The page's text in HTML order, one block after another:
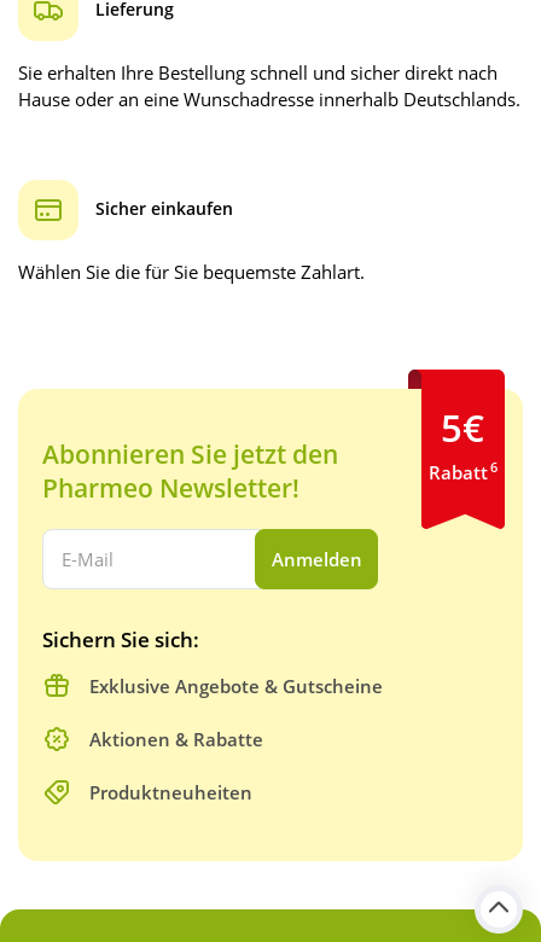
Lieferung
Sie erhalten Ihre Bestellung schnell und sicher direkt nach
Hause oder an eine Wunschadresse innerhalb Deutschlands.
Sicher einkaufen
Wählen Sie die für Sie bequemste Zahlart.
Abonnieren Sie jetzt den
Pharmeo Newsletter!
Ihre E-Mail Adresse:
Anmelden
Sichern Sie sich:
Exklusive Angebote & Gutscheine
Aktionen & Rabatte
Produktneuheiten
5€
Rabatt6